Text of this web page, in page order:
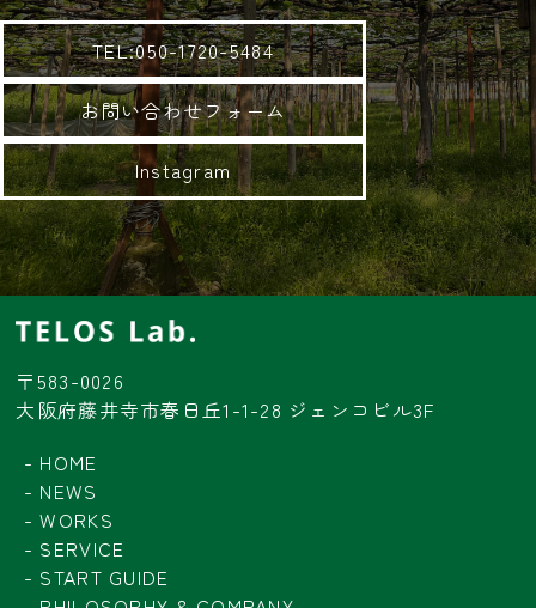
TEL:050-1720-5484
お問い合わせフォーム
Instagram
〒583-0026
大阪府藤井寺市春日丘1-1-28 ジェンコビル3F
HOME
NEWS
WORKS
SERVICE
START GUIDE